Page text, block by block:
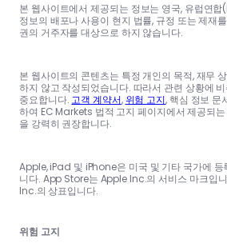
본 웹사이트에서 제공되는 정보는 영국, 유럽연합
정보의 배포나 사용이 현지 법률, 규정 또는 제재
권의 거주자를 대상으로 하지 않습니다.
본 웹사이트의 콘텐츠는 특정 개인의 목적, 재무
하지 않고 작성되었습니다. 따라서 관련 상황에
중요합니다. 고객 계약서,위험 고지, 핵심 정보 문
하여 EC Markets 법적 고지 페이지에서 제공되
을 강력히 권장합니다.
Apple, iPad 및 iPhone은 미국 및 기타 국가에
니다. App Store는 Apple Inc.의 서비스 마크
Inc.의 상표입니다.
위험 고지